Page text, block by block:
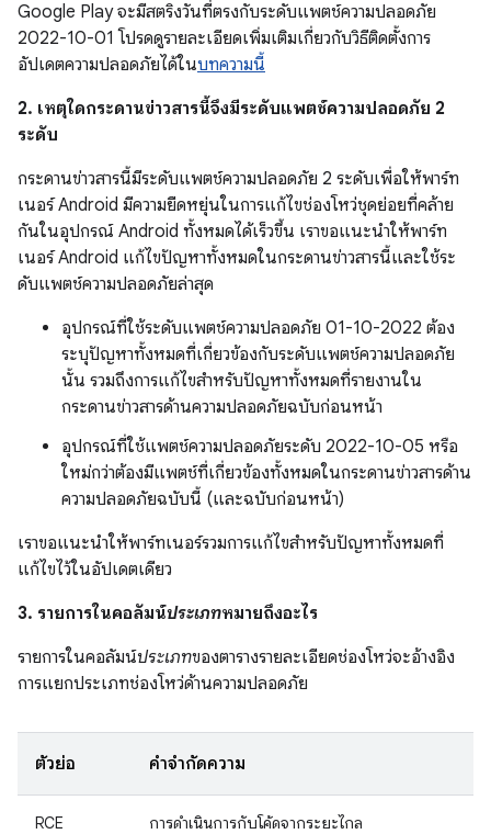
Google Play จะมีสตริงวันที่ตรงกับระดับแพตช์ความปลอดภัย
2022-10-01 โปรดดูรายละเอียดเพิ่มเติมเกี่ยวกับวิธีติดตั้งการ
อัปเดตความปลอดภัยได้ในบทความนี้
2. เหตุใดกระดานข่าวสารนี้จึงมีระดับแพตช์ความปลอดภัย 2
ระดับ
กระดานข่าวสารนี้มีระดับแพตช์ความปลอดภัย 2 ระดับเพื่อให้พาร์ท
เนอร์ Android มีความยืดหยุ่นในการแก้ไขช่องโหว่ชุดย่อยที่คล้าย
กันในอุปกรณ์ Android ทั้งหมดได้เร็วขึ้น เราขอแนะนำให้พาร์ท
เนอร์ Android แก้ไขปัญหาทั้งหมดในกระดานข่าวสารนี้และใช้ระ
ดับแพตช์ความปลอดภัยล่าสุด
อุปกรณ์ที่ใช้ระดับแพตช์ความปลอดภัย 01-10-2022 ต้อง
ระบุปัญหาทั้งหมดที่เกี่ยวข้องกับระดับแพตช์ความปลอดภัย
นั้น รวมถึงการแก้ไขสำหรับปัญหาทั้งหมดที่รายงานใน
กระดานข่าวสารด้านความปลอดภัยฉบับก่อนหน้า
อุปกรณ์ที่ใช้แพตช์ความปลอดภัยระดับ 2022-10-05 หรือ
ใหม่กว่าต้องมีแพตช์ที่เกี่ยวข้องทั้งหมดในกระดานข่าวสารด้าน
ความปลอดภัยฉบับนี้ (และฉบับก่อนหน้า)
เราขอแนะนำให้พาร์ทเนอร์รวมการแก้ไขสำหรับปัญหาทั้งหมดที่
แก้ไขไว้ในอัปเดตเดียว
3. รายการในคอลัมน์ประเภทหมายถึงอะไร
รายการในคอลัมน์ประเภทของตารางรายละเอียดช่องโหว่จะอ้างอิง
การแยกประเภทช่องโหว่ด้านความปลอดภัย
ตัวย่อ คำจำกัดความ
RCE การดำเนินการกับโค้ดจากระยะไกล